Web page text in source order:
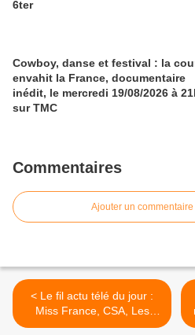
6ter
Cowboy, danse et festival : la
envahit la France, documentaire
inédit, le mercredi 19/08/2026 à
sur TMC
Commentaires
Ajouter un commentaire
< Le fil actu télé du jour :
Miss France, CSA, Les
rivières pourpres, Cécile